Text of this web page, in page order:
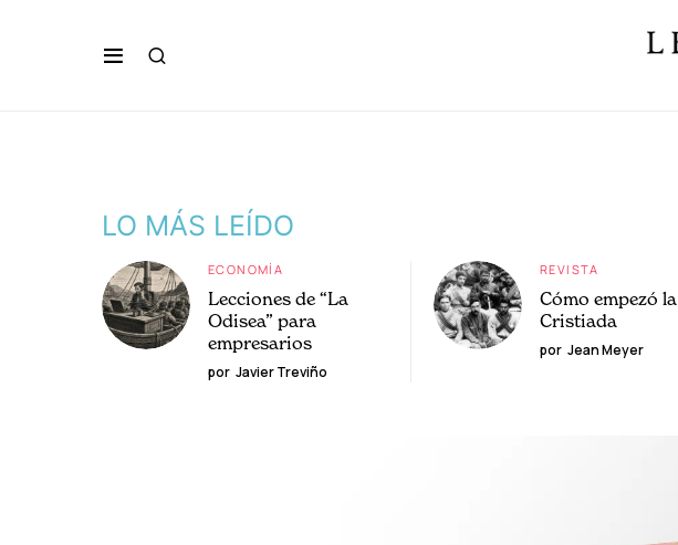
LO MÁS LEÍDO
ECONOMÍA
Lecciones de “La
Odisea” para
empresarios
por Javier Treviño
REVISTA
Cómo empezó la
Cristiada
por Jean Meyer